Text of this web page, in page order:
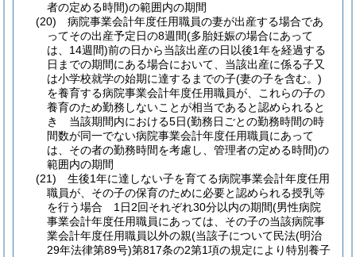
者の定める時間)の範囲内の期間
(20)
病院事業会計年度任用職員の妻が出産する場合であ
ってその出産予定日の8週間(多胎妊娠の場合にあって
は、14週間)前の日から当該出産の日以後1年を経過する
日までの期間にある場合において、当該出産に係る子又
は小学校就学の始期に達するまでの子(妻の子を含む。)
を養育する病院事業会計年度任用職員が、これらの子の
養育のため勤務しないことが相当であると認められると
き 当該期間内における5日(勤務日ごとの勤務時間の時
間数が同一でない病院事業会計年度任用職員にあって
は、その者の勤務時間を考慮し、管理者の定める時間)の
範囲内の期間
(21)
生後1年に達しない子を育てる病院事業会計年度任用
職員が、その子の保育のために必要と認められる授乳等
を行う場合 1日2回それぞれ30分以内の期間(男性病院
事業会計年度任用職員にあっては、その子の当該病院事
業会計年度任用職員以外の親(当該子について民法(明治
29年法律第89号)第817条の2第1項の規定により特別養子